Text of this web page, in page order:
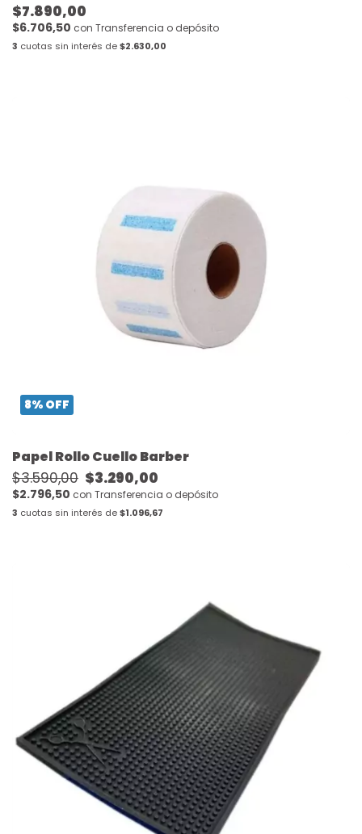
$7.890,00
$6.706,50 con Transferencia o depósito
3 cuotas sin interés de$2.630,00
8% OFF
Papel Rollo Cuello Barber
$3.590,00 $3.290,00
$2.796,50 con Transferencia o depósito
3 cuotas sin interés de$1.096,67